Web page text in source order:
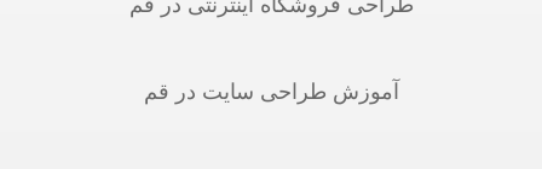
آموزش طراحی سایت در قم